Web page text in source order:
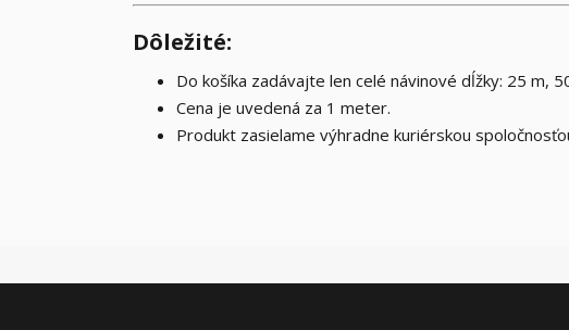
Dôležité:
Do košíka zadávajte len celé návinové dĺžky: 25 m,
Cena je uvedená za 1 meter.
Produkt zasielame výhradne kuriérskou